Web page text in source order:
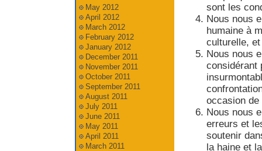
sont les
Nous nous
humaine à
culturelle,
Nous nous
considérant
occasion de
Nous nous
erreurs et
soutenir
la haine et
May 2012
April 2012
March 2012
February 2012
January 2012
December 2011
November 2011
October 2011
September 2011
August 2011
July 2011
June 2011
May 2011
April 2011
March 2011